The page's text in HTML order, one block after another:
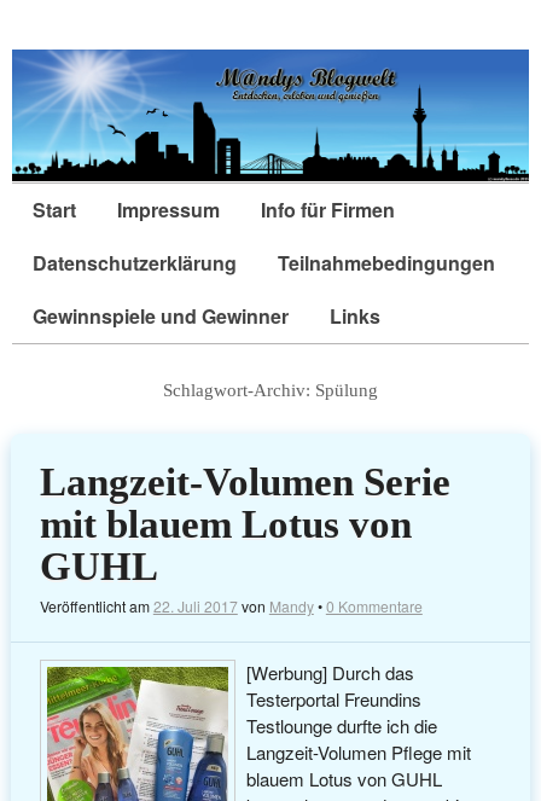
Start Impressum
Info für Firmen
Datenschutzerklärung
Teilnahmebedingungen
Gewinnspiele und Gewinner
Links
Schlagwort-Archiv: Spülung
Langzeit-Volumen Serie
mit blauem Lotus von
GUHL
Veröffentlicht am22. Juli 2017von Mandy•0 Kommentare
[Werbung] Durch das
Testerportal Freundins
Testlounge durfte ich die
Langzeit-Volumen Pflege mit
blauem Lotus von GUHL